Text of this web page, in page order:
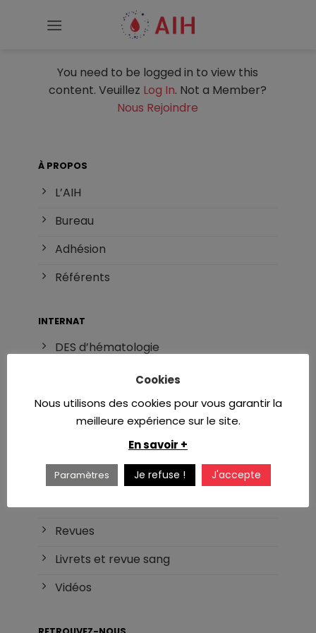
You need to be logged in to view this
content. Veuillez Log In. Not a Member?
Nous Rejoindre
À PROPOS
L’AIH
Bureau
Adhésion
Référents
INTERNAT
DES d’hématologie
Réforme du DES
Liste des DU/DIU
Masters et Thèses
DOCUMENTS
Revues
Livrets et revue sang
Vidéos
Cookies
Nous utilisons des cookies pour vous garantir la
meilleure expérience sur le site.
En savoir +
Paramètres Je refuse ! J'accepte